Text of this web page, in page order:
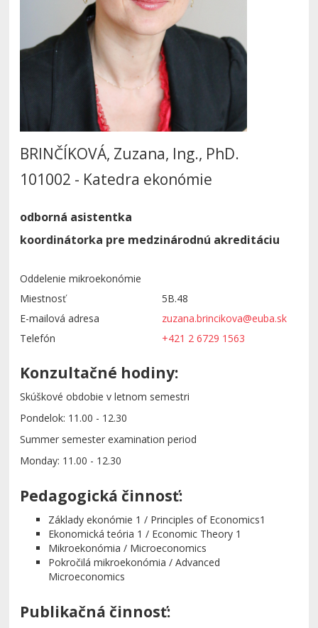
BRINČÍKOVÁ, Zuzana, Ing., PhD.
101002 - Katedra ekonómie
odborná asistentka
koordinátorka pre medzinárodnú akreditáciu
Oddelenie mikroekonómie
Miestnosť
5B.48
E-mailová adresa
zuzana.brincikova@euba.sk
Telefón
+421 2 6729 1563
Konzultačné hodiny:
Skúškové obdobie v letnom semestri
Pondelok: 11.00 - 12.30
Summer semester examination period
Monday: 11.00 - 12.30
Pedagogická činnosť:
Základy ekonómie 1 / Principles of Economics1
Ekonomická teória 1 / Economic Theory 1
Mikroekonómia / Microeconomics
Pokročilá mikroekonómia / Advanced
Microeconomics
Publikačná činnosť: